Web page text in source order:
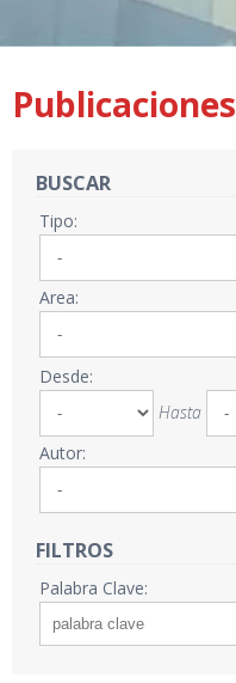
Publicaciones
BUSCAR
Tipo:
Area:
Desde:
Hasta
Autor:
FILTROS
Palabra Clave: